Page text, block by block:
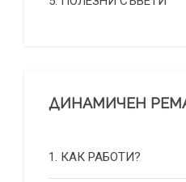
ДИНАМИЧЕН
1. КАК РАБОТИ?